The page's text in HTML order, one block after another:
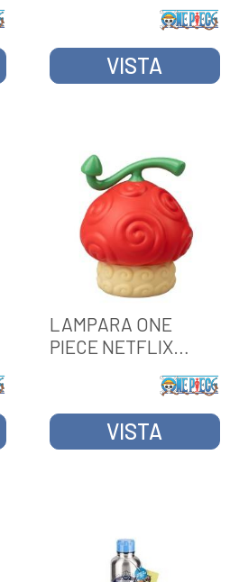
VISTA
LAMPARA ONE
PIECE NETFLIX
VISTA